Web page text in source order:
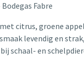
Bodegas Fabre
citrus, groene
levendig en
schaal- en